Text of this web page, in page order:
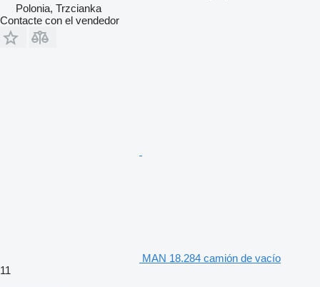
Polonia, Trzcianka
Contacte con el vendedor
MAN 18.284 camión de vacío
11